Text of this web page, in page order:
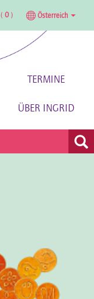
( 0 ) Österreich
TERMINE
ÜBER INGRID